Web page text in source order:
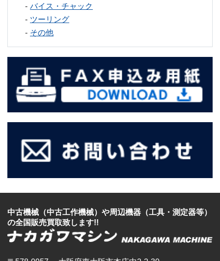
バイス・チャック
ツーリング
その他
中古機械（中古工作機械） や周辺機器（工具・測定器等）
の全国販売買取致します!!